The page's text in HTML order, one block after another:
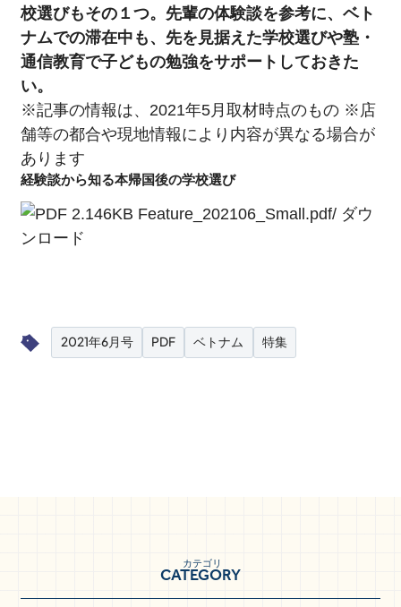
不動産・内装・引越し
EDITOR'S PICK
FEATURE
校選びもその１つ。先輩の体験談を参考に、ベト
ナムでの滞在中も、先を見据えた学校選びや塾・
通信教育で子どもの勉強をサポートしておきた
い。
※記事の情報は、2021年5月取材時点のもの ※店
舗等の都合や現地情報により内容が異なる場合が
あります
経験談から知る本帰国後の学校選び
2.146KB Feature_202106_Small.pdf/ ダウ
ンロード
2021年6月号 PDF ベトナム 特集
CATEGORY
カテゴリ